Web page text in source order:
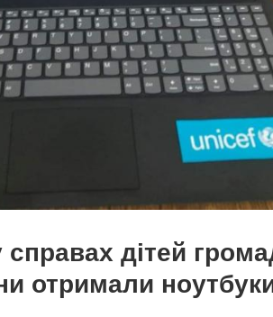
дітей
отримали